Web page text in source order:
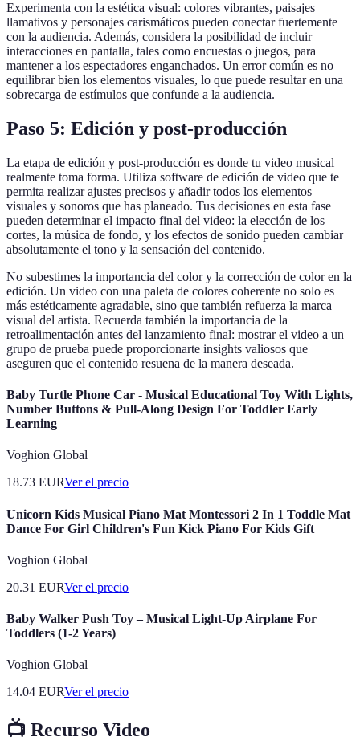
Experimenta con la estética visual: colores vibrantes, paisajes
llamativos y personajes carismáticos pueden conectar fuertemente
con la audiencia. Además, considera la posibilidad de incluir
interacciones en pantalla, tales como encuestas o juegos, para
mantener a los espectadores enganchados. Un error común es no
equilibrar bien los elementos visuales, lo que puede resultar en una
sobrecarga de estímulos que confunde a la audiencia.
Paso 5: Edición y post-producción
La etapa de edición y post-producción es donde tu video musical
realmente toma forma. Utiliza software de edición de video que te
permita realizar ajustes precisos y añadir todos los elementos
visuales y sonoros que has planeado. Tus decisiones en esta fase
pueden determinar el impacto final del video: la elección de los
cortes, la música de fondo, y los efectos de sonido pueden cambiar
absolutamente el tono y la sensación del contenido.
No subestimes la importancia del color y la corrección de color en la
edición. Un video con una paleta de colores coherente no solo es
más estéticamente agradable, sino que también refuerza la marca
visual del artista. Recuerda también la importancia de la
retroalimentación antes del lanzamiento final: mostrar el video a un
grupo de prueba puede proporcionarte insights valiosos que
aseguren que el contenido resuena de la manera deseada.
Baby Turtle Phone Car - Musical Educational Toy With Lights,
Number Buttons & Pull-Along Design For Toddler Early
Learning
Voghion Global
18.73 EURVer el precio
Unicorn Kids Musical Piano Mat Montessori 2 In 1 Toddle Mat
Dance For Girl Children's Fun Kick Piano For Kids Gift
Voghion Global
20.31 EURVer el precio
Baby Walker Push Toy – Musical Light-Up Airplane For
Toddlers (1-2 Years)
Voghion Global
14.04 EURVer el precio
📺 Recurso Video